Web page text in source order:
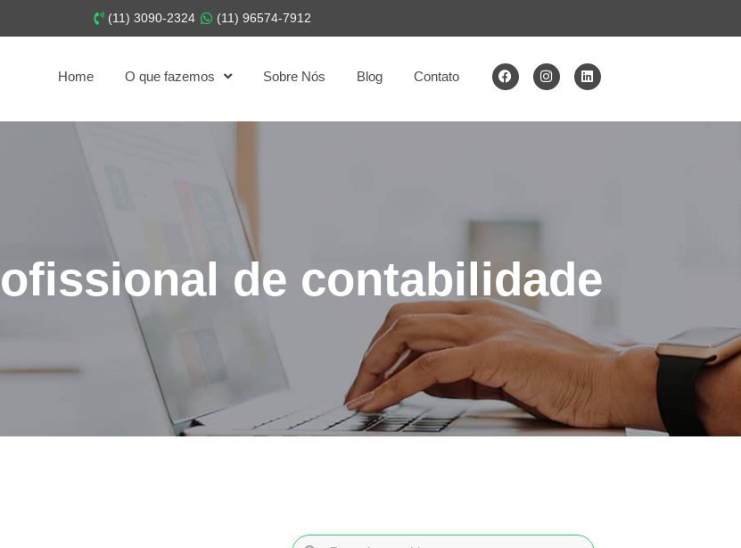
(11) 3090-2324 (11) 96574-7912
Home O que fazemos Sobre Nós Blog Contato
de contabilidade